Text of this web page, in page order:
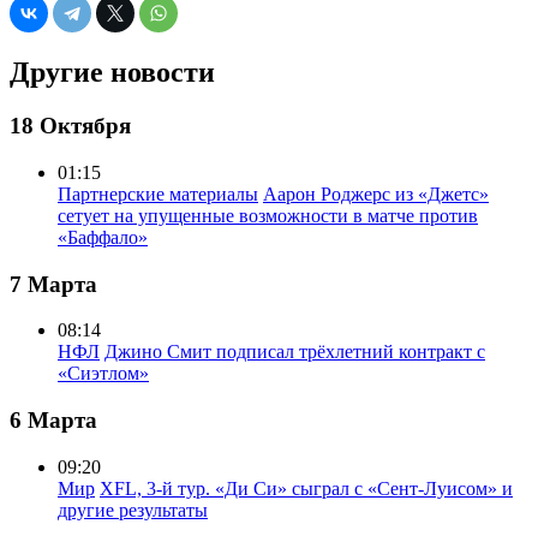
Другие новости
18 Октября
01:15
Партнерские материалы Аарон Роджерс из «Джетс»
сетует на упущенные возможности в матче против
«Баффало»
7 Марта
08:14
НФЛ Джино Смит подписал трёхлетний контракт с
«Сиэтлом»
6 Марта
09:20
Мир XFL, 3-й тур. «Ди Си» сыграл с «Сент-Луисом» и
другие результаты